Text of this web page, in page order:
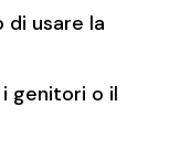
usare la
genitori o il